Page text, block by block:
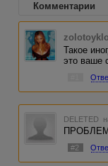
Комментарии
Такое
это ваше
DELETED
#2